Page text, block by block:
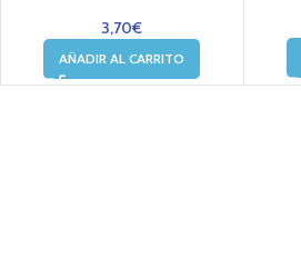
3,70€
AÑADIR AL CARRITO